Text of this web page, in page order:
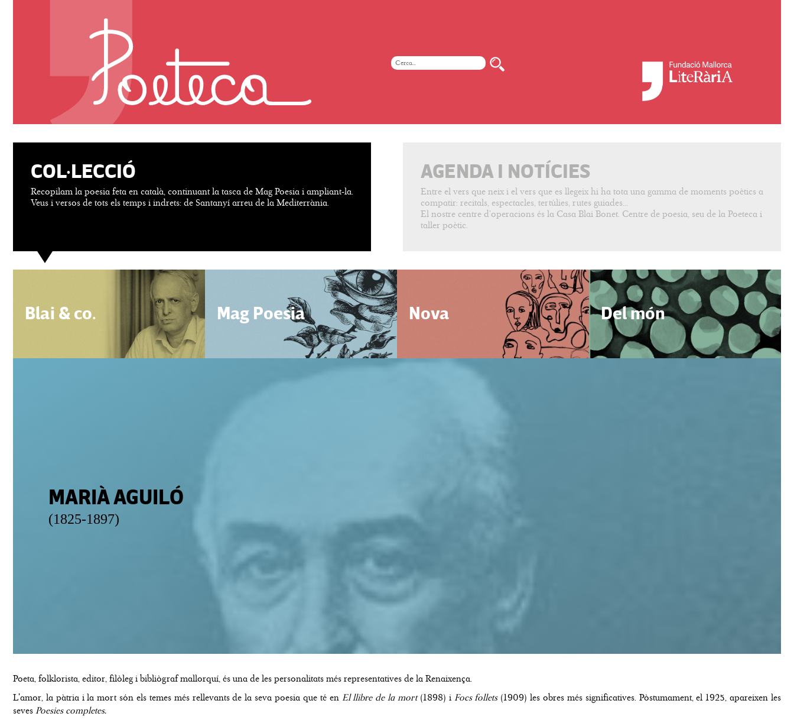
COL·LECCIÓ
Recopilam la poesia feta en català, continuant la tasca de Mag Poesia i ampliant-la.
Veus i versos de tots els temps i indrets: de Santanyí arreu de la Mediterrània.
AGENDA I NOTÍCIES
Entre el vers que neix i el vers que es llegeix hi ha tota una gamma de moments poètics a
compatir: recitals, espectacles, tertúlies, rutes guiades...
El nostre centre d’operacions és la Casa Blai Bonet. Centre de poesia, seu de la Poeteca i
taller poètic.
Blai & co. Mag Poesia Nova Del món
MARIÀ AGUILÓ
(1825-1897)
Poeta, folklorista, editor, filòleg i bibliògraf mallorquí, és una de les personalitats més representatives de la Renaixença.
L'amor, la pàtria i la mort són els temes més rellevants de la seva poesia que té en El llibre de la mort(1898) i Focs follets(1909) les obres més significatives. Pòstumament, el 1925, apareixen les
seves Poesies completes.